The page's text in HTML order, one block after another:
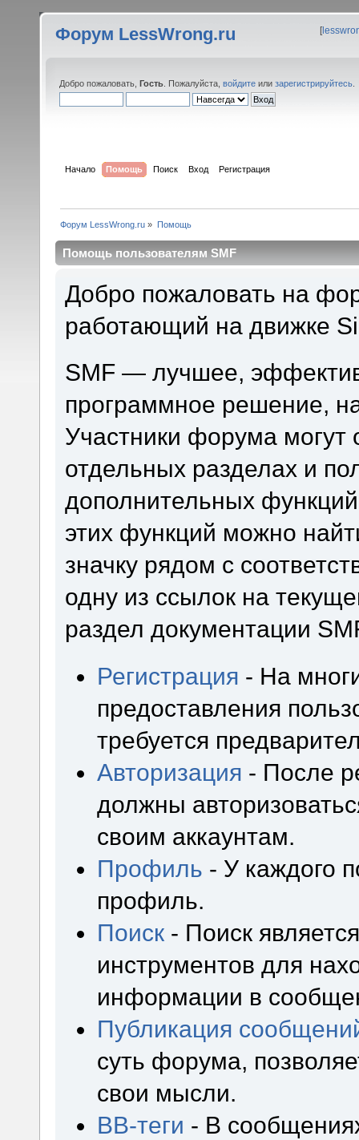
Форум LessWrong.ru [
Добро пожаловать, Гость . Пожалуйста, войдите или зарегистрируйтесь
Начало Помощь Поиск Вход Регистрация
Форум LessWrong.ru » Помощь
Помощь пользователям SMF
Добро пожаловать на
работающий на движке
SMF — лучшее,
программное решение,
Участники форума
отдельных разделах и
дополнительных
этих функций можно
значку рядом с
одну из ссылок на
раздел документации
Регистрация - На
предоставления
требуется
Авторизация - После
должны
своим аккаунтам.
Профиль - У каждого
профиль.
Поиск - Поиск
инструментов для
информации в
Публикация
суть форума,
свои мысли.
BB-теги - В